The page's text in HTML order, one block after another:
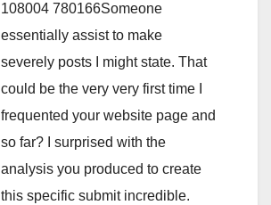
108004 780166Someone
essentially assist to make
severely posts I might state. That
could be the very very first time I
frequented your website page and
so far? I surprised with the
analysis you produced to create
this specific submit incredible.